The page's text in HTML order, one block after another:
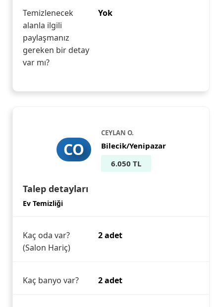
Temizlenecek
alanla ilgili
paylaşmanız
gereken bir detay
var mı?
Yok
CO
CEYLAN O.
Bilecik/Yenipazar
6.050 TL
Talep detayları
Ev Temizliği
Kaç oda var?
(Salon Hariç)
2 adet
Kaç banyo var? 2 adet